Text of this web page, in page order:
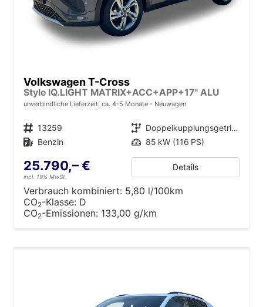
Volkswagen T-Cross
Style IQ.LIGHT MATRIX+ACC+APP+17'' ALU
unverbindliche Lieferzeit: ca. 4-5 Monate Neuwagen
Fahrzeugnr. 13259 Getriebe
Doppelkupplungsgetriebe (DSG)
Kraftstoff Benzin Leistung 85 kW (116 PS)
25.790,– €
incl. 19% MwSt.
Details
Verbrauch kombiniert: 5,80 l/100km
CO2-Klasse: D
CO2-Emissionen: 133,00 g/km